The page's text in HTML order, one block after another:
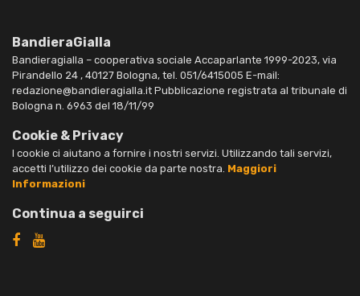
BandieraGialla
Bandieragialla – cooperativa sociale Accaparlante 1999-2023, via
Pirandello 24 , 40127 Bologna, tel. 051/6415005 E-mail:
redazione@bandieragialla.it Pubblicazione registrata al tribunale di
Bologna n. 6963 del 18/11/99
Cookie & Privacy
I cookie ci aiutano a fornire i nostri servizi. Utilizzando tali servizi,
accetti l’utilizzo dei cookie da parte nostra. Maggiori
Informazioni
Continua a seguirci